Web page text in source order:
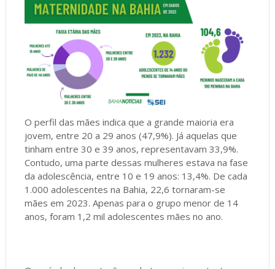
O perfil das mães indica que a grande maioria era
jovem, entre 20 a 29 anos (47,9%). Já aquelas que
tinham entre 30 e 39 anos, representavam 33,9%.
Contudo, uma parte dessas mulheres estava na fase
da adolescência, entre 10 e 19 anos: 13,4%. De cada
1.000 adolescentes na Bahia, 22,6 tornaram-se
mães em 2023. Apenas para o grupo menor de 14
anos, foram 1,2 mil adolescentes mães no ano.